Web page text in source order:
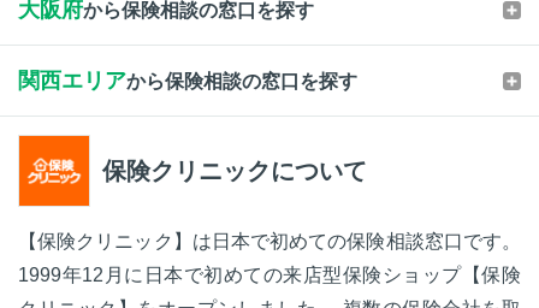
大阪府から保険相談の窓口を探す
関西エリアから保険相談の窓口を探す
保険クリニックについて
【保険クリニック】は日本で初めての保険相談窓口です。
1999年12月に日本で初めての来店型保険ショップ【保険